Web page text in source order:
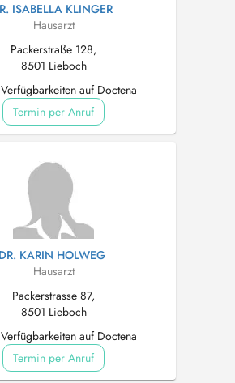
ISABELLA KLINGER
Hausarzt
Packerstraße 128,
8501 Lieboch
auf Doctena
Termin per Anruf
DR. KARIN HOLWEG
Hausarzt
Packerstrasse 87,
8501 Lieboch
auf Doctena
Termin per Anruf